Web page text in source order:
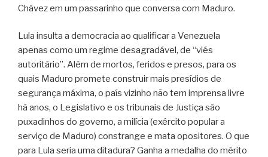
Chávez em um passarinho que conversa com Maduro.
Lula insulta a democracia ao qualificar a Venezuela
apenas como um regime desagradável, de “viés
autoritário”. Além de mortos, feridos e presos, para os
quais Maduro promete construir mais presídios de
segurança máxima, o país vizinho não tem imprensa livre
há anos, o Legislativo e os tribunais de Justiça são
puxadinhos do governo, a milícia (exército popular a
serviço de Maduro) constrange e mata opositores. O que
para Lula seria uma ditadura? Ganha a medalha do mérito